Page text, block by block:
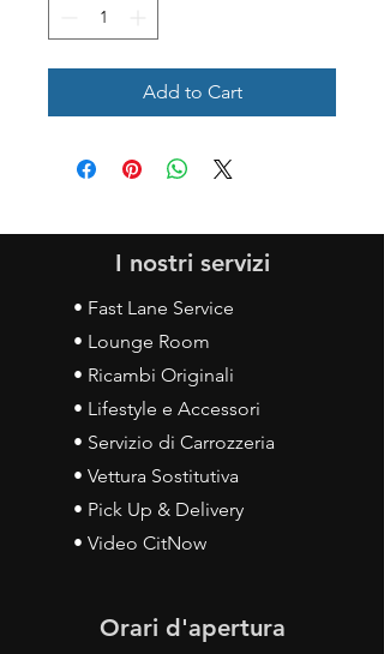
Add to Cart
I nostri servizi
• Fast Lane Service
• Lounge Room
• Ricambi Originali
• Lifestyle e Accessori
• Servizio di Carrozzeria
• Vettura Sostitutiva
• Pick Up & Delivery
• Video CitNow
Orari d'apertura